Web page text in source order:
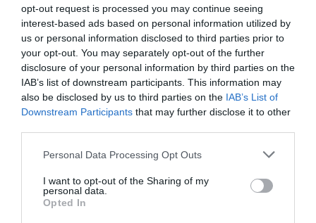
opt-out request is processed you may continue seeing
interest-based ads based on personal information utilized by
us or personal information disclosed to third parties prior to
your opt-out. You may separately opt-out of the further
disclosure of your personal information by third parties on the
IAB’s list of downstream participants. This information may
also be disclosed by us to third parties on the IAB’s List of
Downstream Participants that may further disclose it to other
Personal Data Processing Opt Outs
I want to opt-out of the Sharing of my
personal data.
Opted In